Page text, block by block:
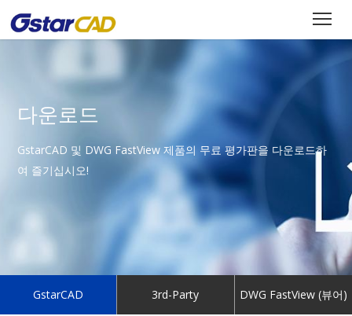
다운로드
GstarCAD 및 DWG FastView 제품의 무료 평가판을 다운로드하
여 즐기십시오!
GstarCAD 3rd-Party DWG FastView (뷰어)